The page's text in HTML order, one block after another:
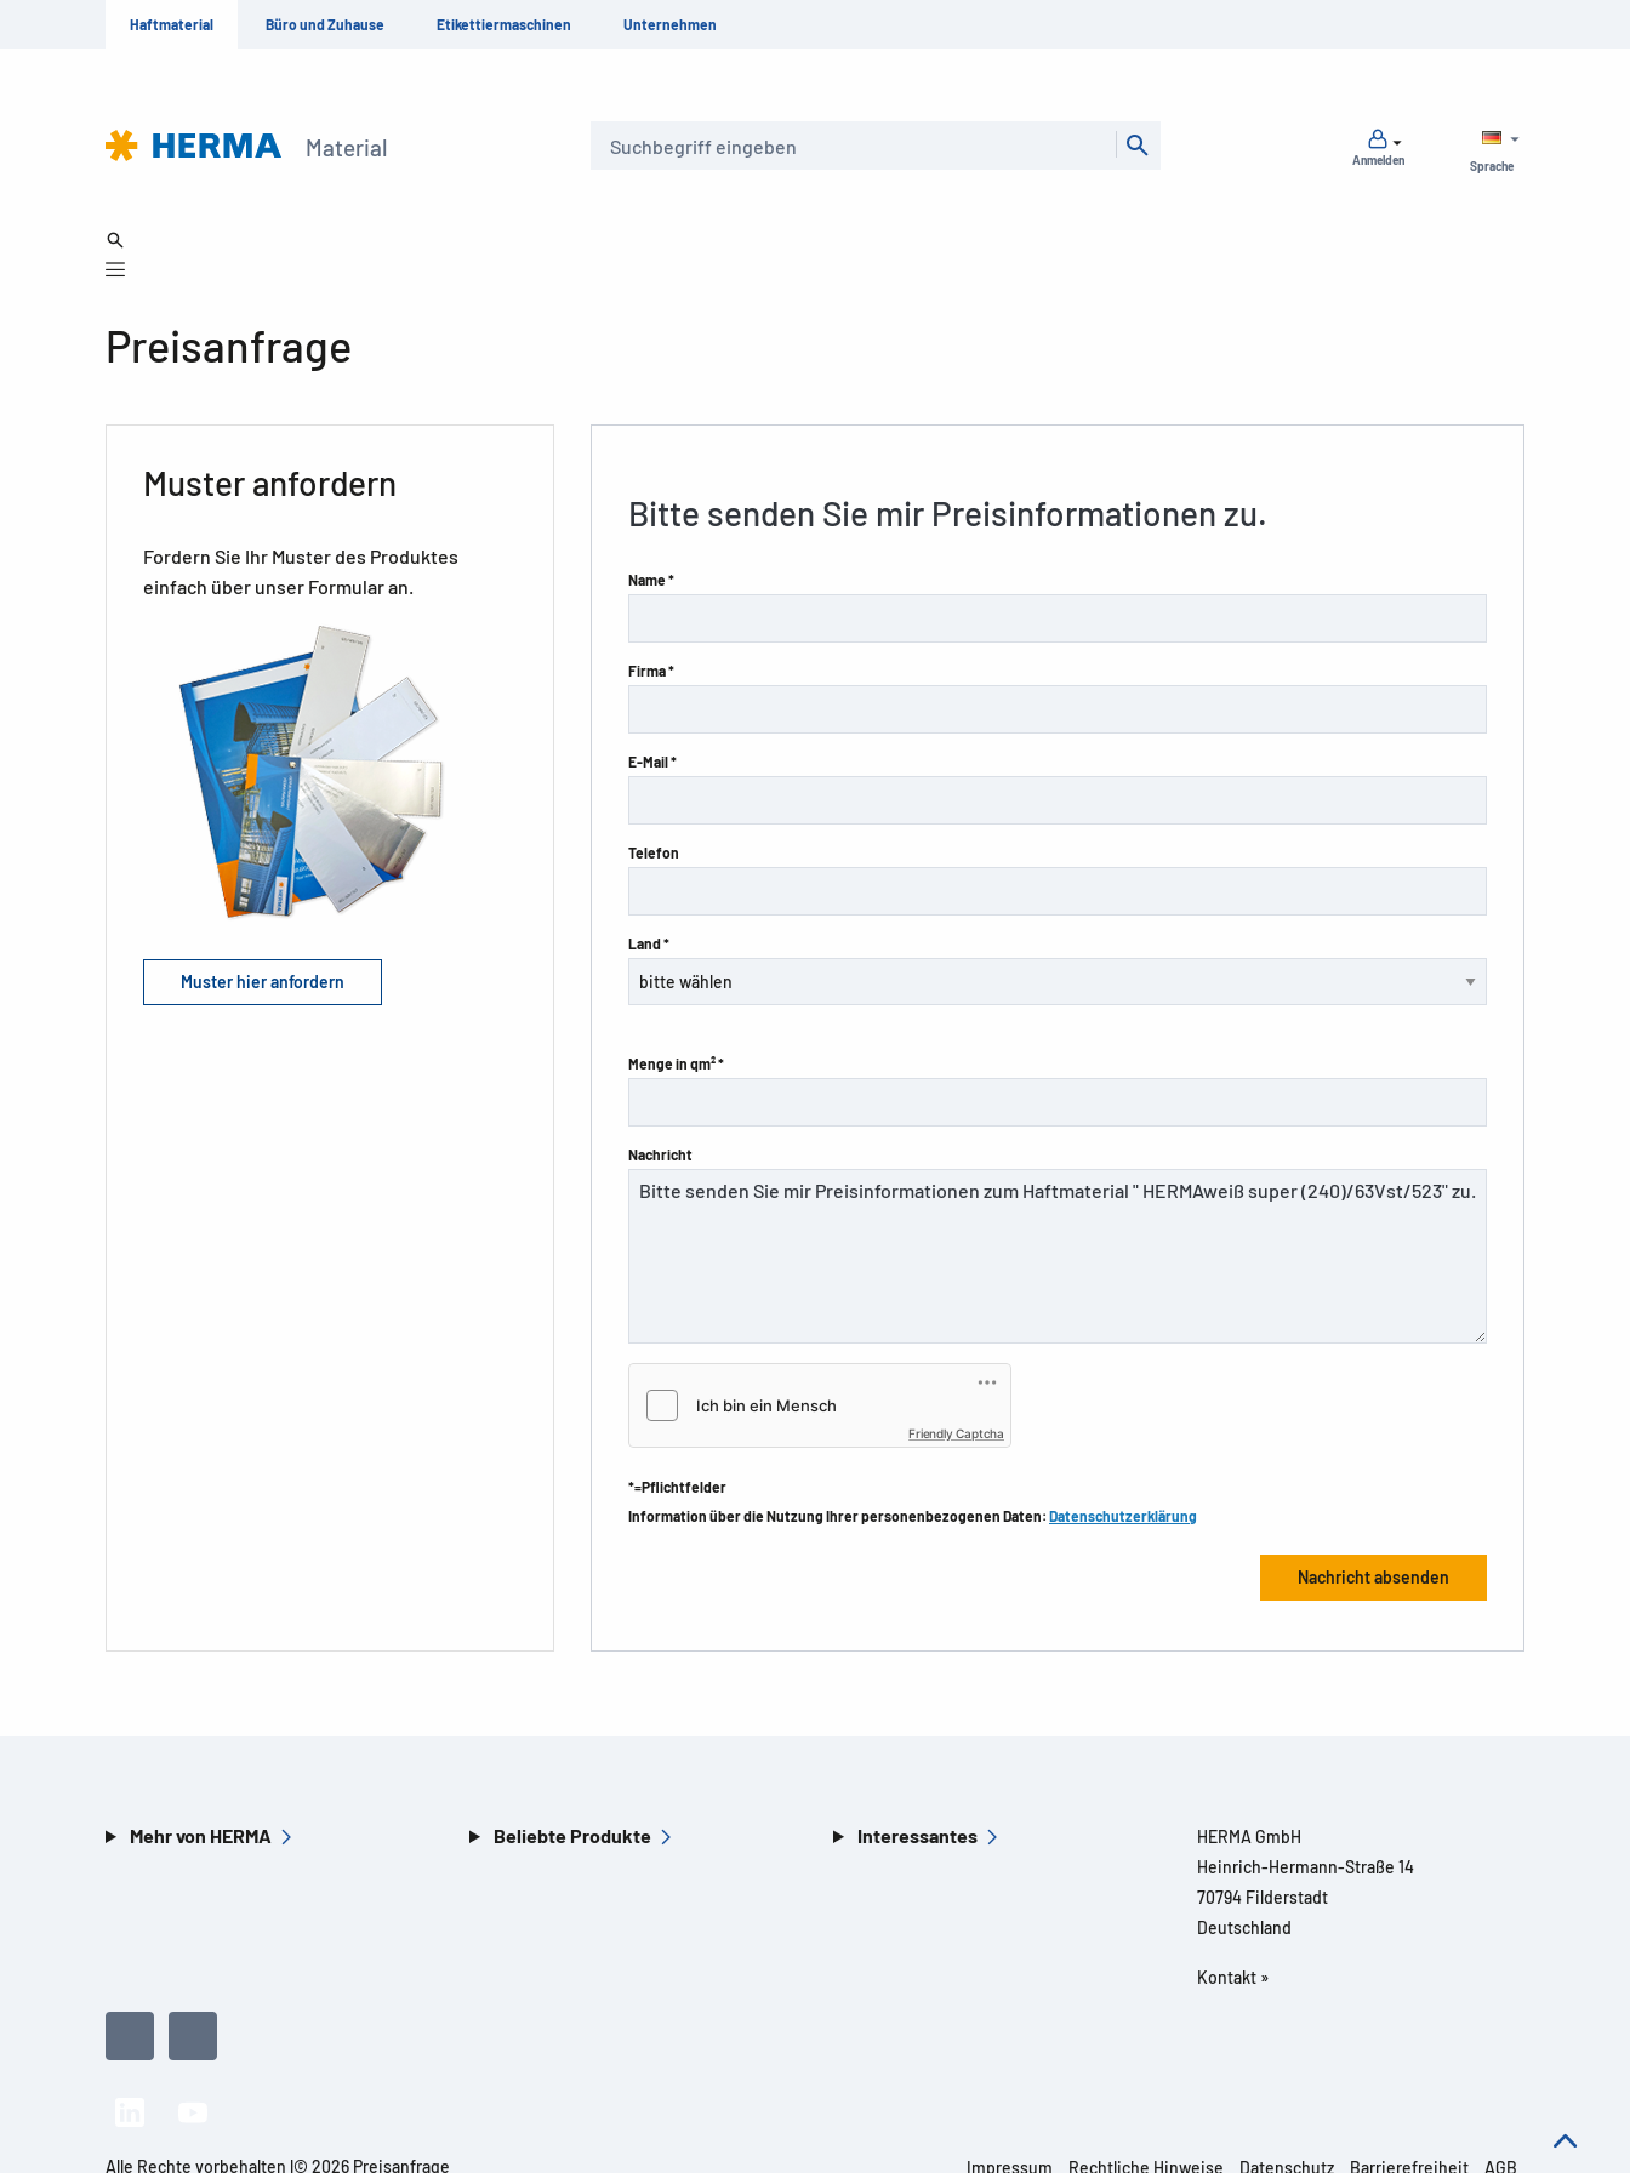
Haftmaterial Büro und Zuhause Etikettiermaschinen Unternehmen
Material
Sprache
Anmelden
Preisanfrage
Muster anfordern
Fordern Sie Ihr Muster des Produktes
einfach über unser Formular an.
Muster hier anfordern
Bitte senden Sie mir Preisinformationen zu.
Name *
Firma *
E-Mail *
Telefon
Land *
Menge in qm² *
Nachricht
Friendly Captcha
*=Pflichtfelder
Information über die Nutzung Ihrer personenbezogenen Daten: Datenschutzerklärung
Mehr von HERMA Beliebte Produkte Interessantes
HERMA GmbH
Heinrich-Hermann-Straße 14
70794 Filderstadt
Deutschland
Kontakt »
Alle Rechte vorbehalten l© 2026 Preisanfrage Impressum Rechtliche Hinweise Datenschutz Barrierefreiheit AGB